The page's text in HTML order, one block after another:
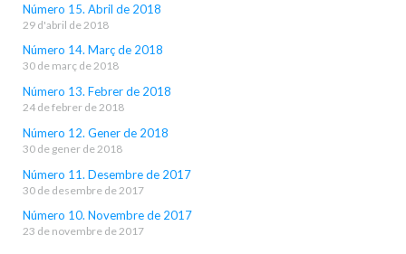
Número 15. Abril de 2018
29 d'abril de 2018
Número 14. Març de 2018
30 de març de 2018
Número 13. Febrer de 2018
24 de febrer de 2018
Número 12. Gener de 2018
30 de gener de 2018
Número 11. Desembre de 2017
30 de desembre de 2017
Número 10. Novembre de 2017
23 de novembre de 2017